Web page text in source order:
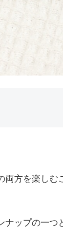
方を楽しむ
ップの一つ